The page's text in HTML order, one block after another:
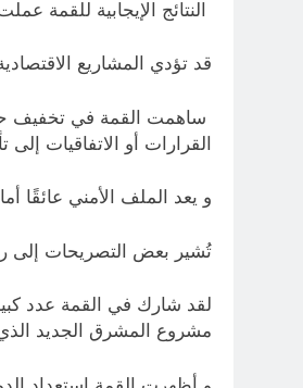
النتائج الإيجابية للقمة
قد تؤدي المشاريع
ساهمت القمة في تخفيف
القرارات أو الاتفاقيات
و يعد الملف الأمني
تُشير بعض التصريحات إلى
لقد شارك في القمة عدد
مشروع المشرق الجديد الذي يضم مصر